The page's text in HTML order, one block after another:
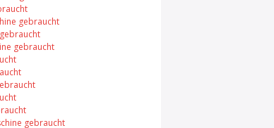
gebraucht
gebraucht
gebraucht